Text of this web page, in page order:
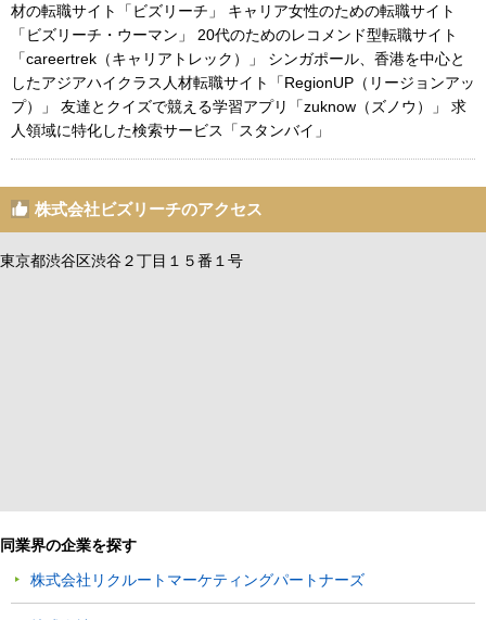
材の転職サイト「ビズリーチ」 キャリア女性のための転職サイト
「ビズリーチ・ウーマン」 20代のためのレコメンド型転職サイト
「careertrek（キャリアトレック）」 シンガポール、香港を中心と
したアジアハイクラス人材転職サイト「RegionUP（リージョンアッ
プ）」 友達とクイズで競える学習アプリ「zuknow（ズノウ）」 求
人領域に特化した検索サービス「スタンバイ」
株式会社ビズリーチのアクセス
東京都渋谷区渋谷２丁目１５番１号
同業界の企業を探す
株式会社リクルートマーケティングパートナーズ